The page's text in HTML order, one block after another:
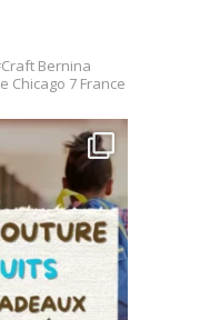
Bernina
Chicago 7 France